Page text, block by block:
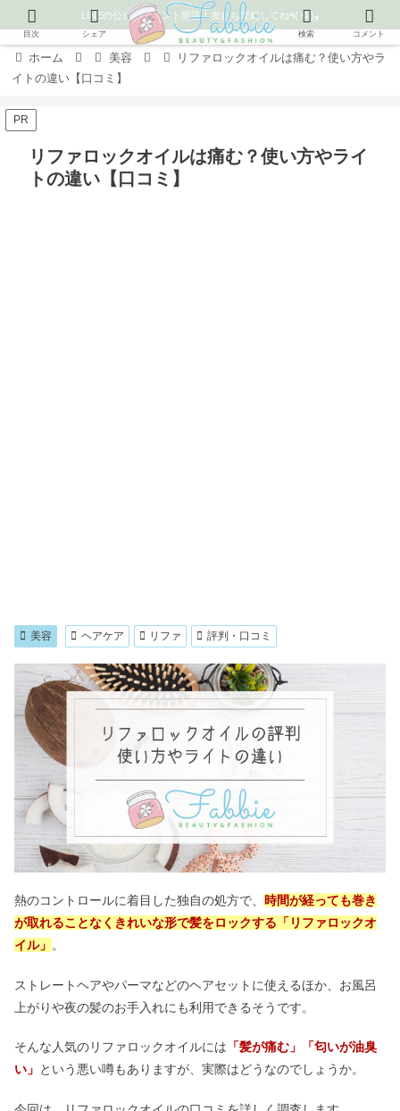
LINEの公式アカウント開設！友だち登録してね٩( ᐛ )و
ホーム 美容
リファロックオイルは痛む？使い方やラ
イトの違い【口コミ】
PR
リファロックオイルは痛む？使い方やライ
トの違い【口コミ】
美容 ヘアケア リファ 評判・口コミ
熱のコントロールに着目した独自の処方で、 時間が経っても巻き
が取れることなくきれいな形で髪をロックする「リファロックオ
イル」 。
ストレートヘアやパーマなどのヘアセットに使えるほか、お風呂
上がりや夜の髪のお手入れにも利用できるそうです。
そんな人気のリファロックオイルには 「髪が痛む」「匂いが油臭
い」 という悪い噂もありますが、実際はどうなのでしょうか。
目次 シェア 検索 コメント